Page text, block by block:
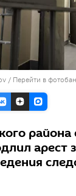
/ Перейти в
района
арест